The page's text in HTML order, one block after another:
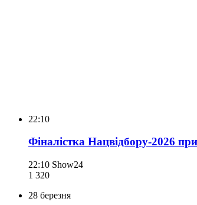
22:10
Фіналістка Нацвідбору-2026
22:10 Show24
1 320
28 березня